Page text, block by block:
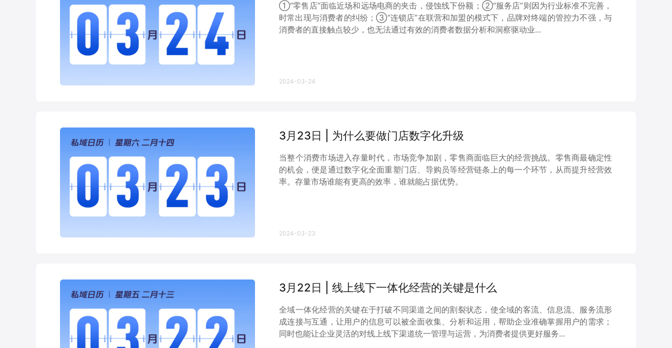
①“零售店”面临近场和远场电商的夹击，侵蚀线下份额；②“服务店”则因为行业标准不完善，
时常出现与消费者的纠纷；③“连锁店”在联营和加盟的模式下，品牌对终端的管控力不强，与
消费者的直接触点较少，也无法通过有效的消费者数据分析和洞察驱动业...
2024-03-24
3月23日 | 为什么要做门店数字化升级
当整个消费市场进入存量时代，市场竞争加剧，零售商面临巨大的经营挑战。零售商最确定性
的机会，便是通过数字化全面重塑门店、导购员等经营链条上的每一个环节，从而提升经营效
率。存量市场谁能有更高的效率，谁就能占据优势。
2024-03-23
3月22日 | 线上线下一体化经营的关键是什么
全域一体化经营的关键在于打破不同渠道之间的割裂状态，使全域的客流、信息流、服务流形
成连接与互通，让用户的信息可以被全面收集、分析和运用，帮助企业准确掌握用户的需求；
同时也能让企业灵活的对线上线下渠道统一管理与运营，为消费者提供更好服务...